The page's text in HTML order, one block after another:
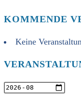
KOMMENDE
Keine